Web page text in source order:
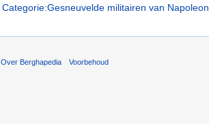
Categorie:Gesneuvelde militairen van Napoleon
Over Berghapedia Voorbehoud